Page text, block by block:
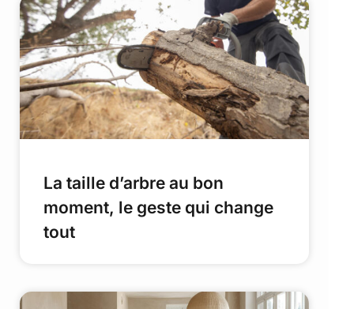
La taille d’arbre au bon
moment, le geste qui change
tout